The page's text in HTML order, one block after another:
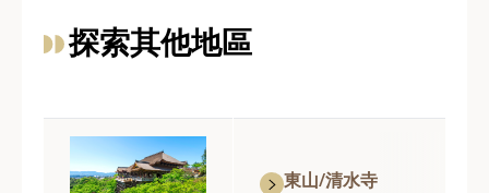
探索其他地區
東山/清水寺